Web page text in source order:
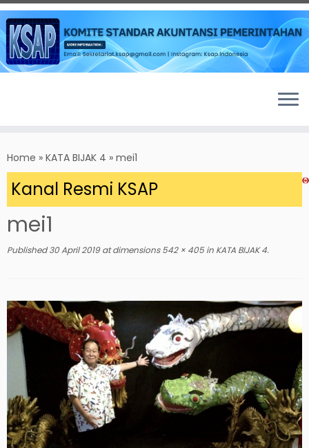
to
content
Home » KATA BIJAK 4 » mei1
Resmi KSAP
mei1
Published 30 April 2019at dimensions542 × 405in KATA BIJAK 4.